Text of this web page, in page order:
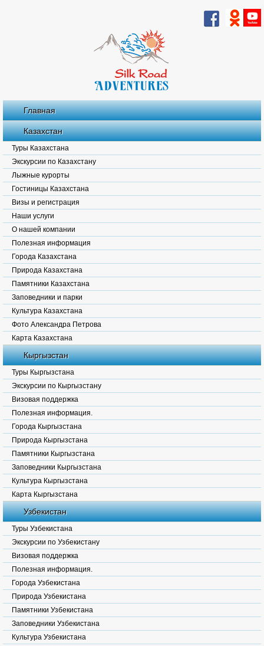
Главная
Казахстан
Туры Казахстана
Экскурсии по Казахстану
Лыжные курорты
Гостиницы Казахстана
Визы и регистрация
Наши услуги
О нашей компании
Полезная информация
Города Казахстана
Природа Казахстана
Памятники Казахстана
Заповедники и парки
Культура Казахстана
Фото Александра Петрова
Карта Казахстана
Кыргызстан
Туры Кыргызстана
Экскурсии по Кыргызстану
Визовая поддержка
Полезная информация.
Города Кыргызстана
Природа Кыргызстана
Памятники Кыргызстана
Заповедники Кыргызстана
Культура Кыргызстана
Карта Кыргызстана
Узбекистан
Туры Узбекистана
Экскурсии по Узбекистану
Визовая поддержка
Полезная информация.
Города Узбекистана
Природа Узбекистана
Памятники Узбекистана
Заповедники Узбекистана
Культура Узбекистана